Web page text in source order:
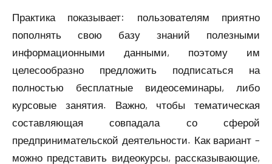
Практика показывает: пользователям приятно
пополнять свою базу знаний полезными
информационными данными, поэтому им
целесообразно предложить подписаться на
полностью бесплатные видеосеминары, либо
курсовые занятия. Важно, чтобы тематическая
составляющая совпадала со сферой
предпринимательской деятельности. Как вариант –
можно представить видеокурсы, рассказывающие,